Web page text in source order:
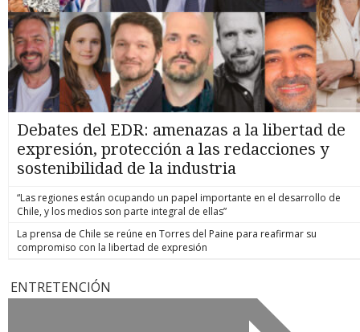
Debates del EDR: amenazas a la libertad de
expresión, protección a las redacciones y
sostenibilidad de la industria
“Las regiones están ocupando un papel importante en el desarrollo de
Chile, y los medios son parte integral de ellas”
La prensa de Chile se reúne en Torres del Paine para reafirmar su
compromiso con la libertad de expresión
ENTRETENCIÓN